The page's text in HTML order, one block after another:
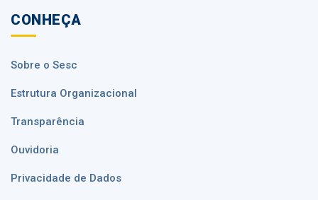
CONHEÇA
Sobre o Sesc
Estrutura Organizacional
Transparência
Ouvidoria
Privacidade de Dados